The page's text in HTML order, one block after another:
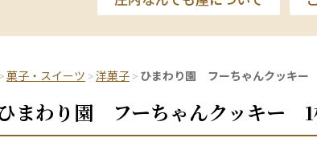
菓子・スイーツ 洋菓子 ひまわり園 フーちゃんクッキ
ひまわり園 フーちゃんクッキー